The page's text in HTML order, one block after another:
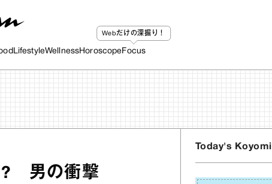
LifestyleWellnessHoroscope
Webだけの深掘り！
Focus
!? 男の衝撃
Today's Koyomi